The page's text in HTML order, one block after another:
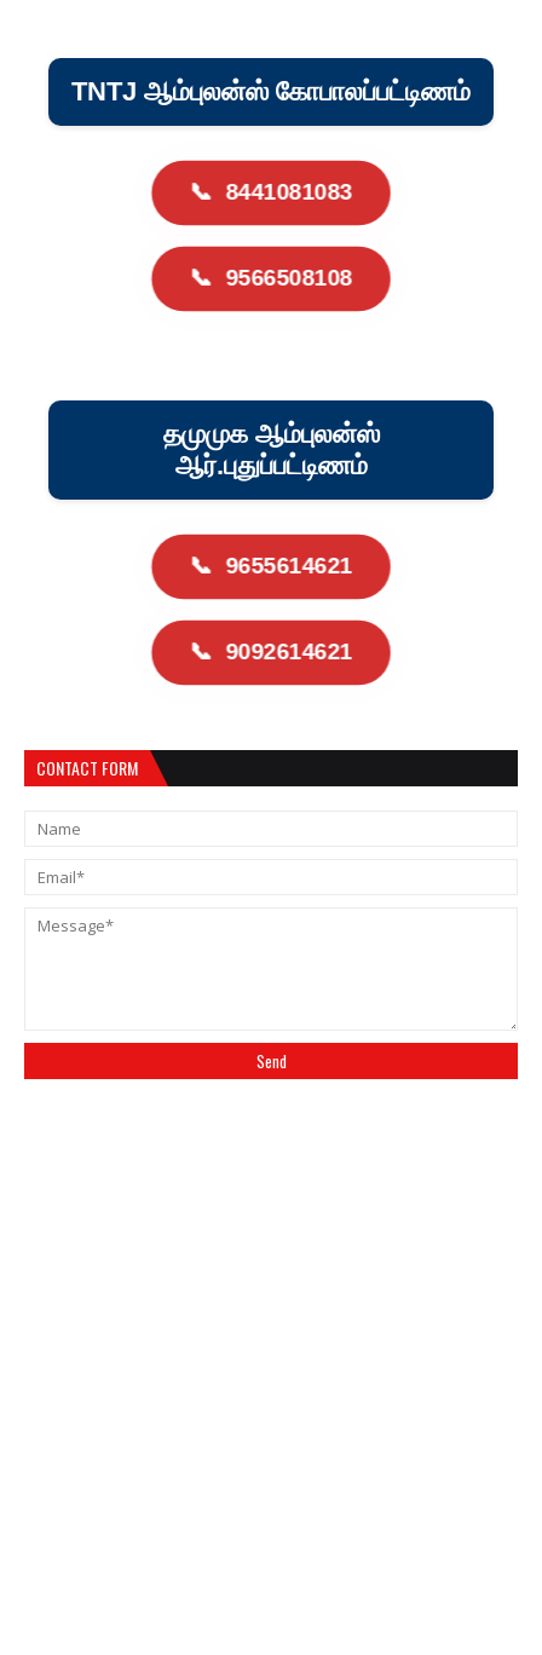
TNTJ ஆம்புலன்ஸ் கோபாலப்பட்டிணம்
📞 8441081083
📞 9566508108
தமுமுக ஆம்புலன்ஸ்
ஆர்.புதுப்பட்டிணம்
📞 9655614621
📞 9092614621
CONTACT FORM